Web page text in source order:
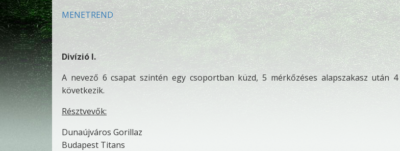
MENETREND
Divízió I.
A nevező 6 csapat szintén egy csoportban küzd, 5 mérkőzéses alapszakasz után
következik.
Résztvevők:
Dunaújváros Gorillaz
Budapest Titans